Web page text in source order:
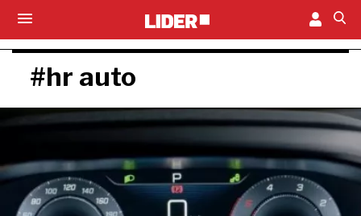
#hr auto